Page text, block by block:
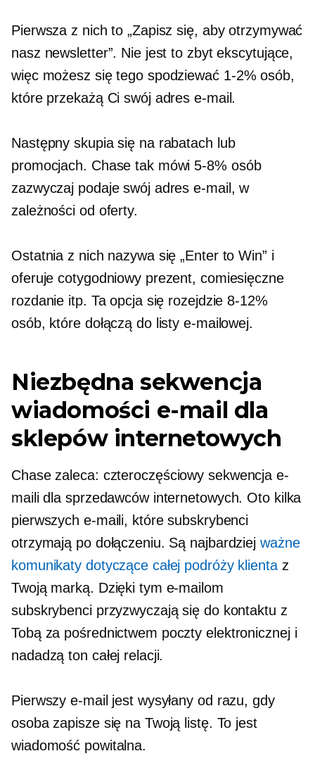
Pierwsza z nich to „Zapisz się, aby otrzymywać
nasz newsletter”. Nie jest to zbyt ekscytujące,
więc możesz się tego spodziewać 1-2% osób,
które przekażą Ci swój adres e-mail.
Następny skupia się na rabatach lub
promocjach. Chase tak mówi 5-8% osób
zazwyczaj podaje swój adres e-mail, w
zależności od oferty.
Ostatnia z nich nazywa się „Enter to Win” i
oferuje cotygodniowy prezent, comiesięczne
rozdanie itp. Ta opcja się rozejdzie 8-12%
osób, które dołączą do listy e-mailowej.
Niezbędna sekwencja
wiadomości e-mail dla
sklepów internetowych
Chase zaleca: czteroczęściowy sekwencja e-
maili dla sprzedawców internetowych. Oto kilka
pierwszych e-maili, które subskrybenci
otrzymają po dołączeniu. Są najbardziej ważne
komunikaty dotyczące całej podróży klientaz
Twoją marką. Dzięki tym e-mailom
subskrybenci przyzwyczają się do kontaktu z
Tobą za pośrednictwem poczty elektronicznej i
nadadzą ton całej relacji.
Pierwszy e-mail jest wysyłany od razu, gdy
osoba zapisze się na Twoją listę. To jest
wiadomość powitalna.